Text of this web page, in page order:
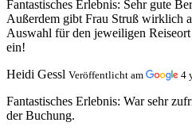
Fantastisches Erlebnis: Sehr gute
Außerdem gibt Frau Struß wirklich
Auswahl für den jeweiligen
ein!
Heidi Gessl Veröffentlicht am 4
Fantastisches Erlebnis: War sehr
der Buchung.